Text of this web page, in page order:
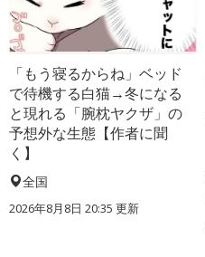
「もう寝るからね」ベッド
で待機する白猫→冬になる
と現れる「腕枕ヤクザ」の
予想外な生態【作者に聞
く】
全国
2026年8月8日 20:35 更新